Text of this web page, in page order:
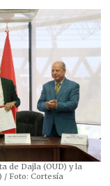
de Dajla (OUD) y la
/ Foto: Cortesía